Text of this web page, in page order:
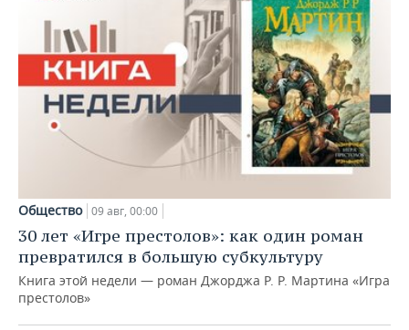
Общество 09 авг, 00:00
30 лет «Игре престолов»: как один роман
превратился в большую субкультуру
Книга этой недели — роман Джорджа Р. Р. Мартина «Игра
престолов»